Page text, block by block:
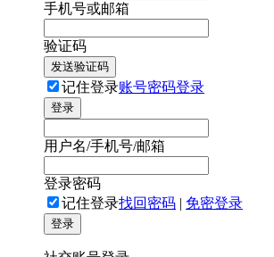
手机号或邮箱
验证码
发送验证码
记住登录账号密码登录
登录
用户名/手机号/邮箱
登录密码
记住登录找回密码 | 免密登录
登录